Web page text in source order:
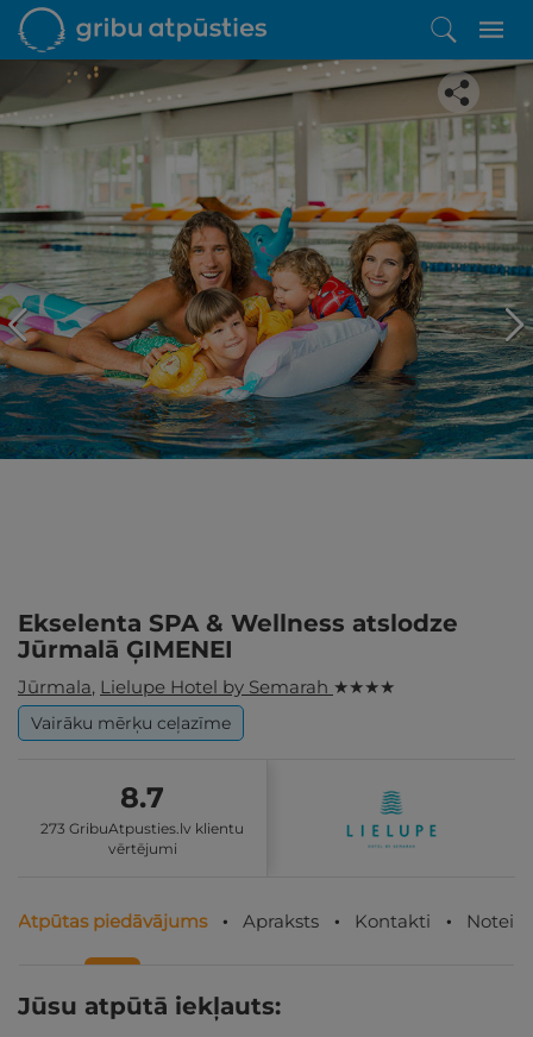
Iepatikās šis piedāvājums?
Līdz brīnišķīgai atpūtai atlikuši tikai daži soļi
PĒRKU
Ekselenta SPA & Wellness atslodze
Jūrmalā ĢIMENEI
Jūrmala, Lielupe Hotel by Semarah ★ ★ ★ ★
Vairāku mērķu ceļazīme
8.7
273 GribuAtpusties.lv klientu
vērtējumi
Atpūtas piedāvājums Apraksts Kontakti
Jūsu atpūtā iekļauts: